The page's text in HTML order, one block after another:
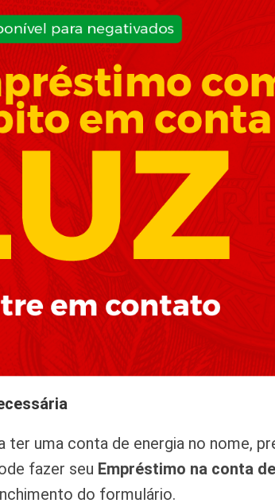
ter uma conta de energia no nome,
fazer seu Empréstimo na conta
do formulário.